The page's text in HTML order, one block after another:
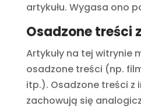
artykułu. Wygasa ono
Osadzone treści
Artykuły na tej witrynie
osadzone treści (np.
itp.). Osadzone treści z
zachowują się